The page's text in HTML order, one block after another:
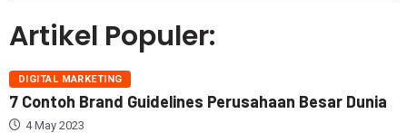
Artikel Populer:
DIGITAL MARKETING
7 Contoh Brand Guidelines Perusahaan Besar Dunia
4 May 2023